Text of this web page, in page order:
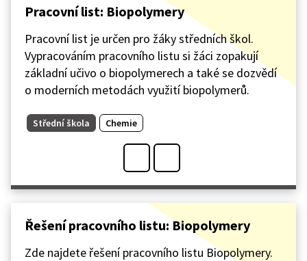
Pracovní list: Biopolymery
Pracovní list je určen pro žáky středních škol.
Vypracováním pracovního listu si žáci zopakují
základní učivo o biopolymerech a také se dozvědí
o moderních metodách využití biopolymerů.
Střední škola Chemie
Řešení pracovního listu: Biopolymery
Zde najdete řešení pracovního listu Biopolymery.